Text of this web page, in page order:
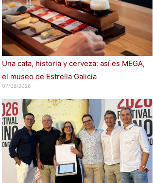
Una cata, historia y cerveza: así es MEGA,
el museo de Estrella Galicia
07/08/2026